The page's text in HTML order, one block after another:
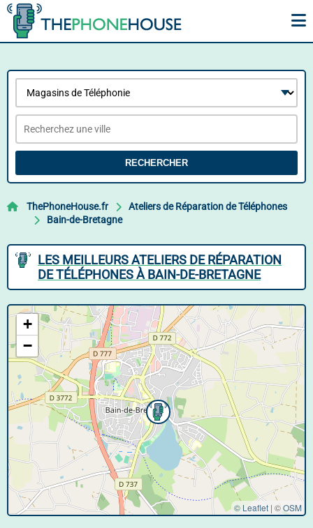
RECHERCHER
ThePhoneHouse.fr
Ateliers de Réparation de Téléphones
Bain-de-Bretagne
LES MEILLEURS ATELIERS DE RÉPARATION
DE TÉLÉPHONES À BAIN-DE-BRETAGNE
+
−
© Leaflet | ©OSM